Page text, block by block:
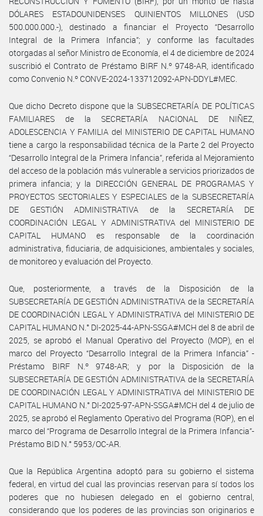
DÓLARES ESTADOUNIDENSES QUINIENTOS MILLONES (USD
500.000.000.-), destinado a financiar el Proyecto “Desarrollo
Integral de la Primera Infancia”; y conforme las facultades
otorgadas al señor Ministro de Economía, el 4 de diciembre de 2024
suscribió el Contrato de Préstamo BIRF N.º 9748-AR, identificado
como Convenio N.º CONVE-2024-133712092-APN-DDYL#MEC.
Que dicho Decreto dispone que la SUBSECRETARÍA DE POLÍTICAS
FAMILIARES de la SECRETARÍA NACIONAL DE NIÑEZ,
ADOLESCENCIA Y FAMILIA del MINISTERIO DE CAPITAL HUMANO
tiene a cargo la responsabilidad técnica de la Parte 2 del Proyecto
“Desarrollo Integral de la Primera Infancia”, referida al Mejoramiento
del acceso de la población más vulnerable a servicios priorizados de
primera infancia; y la DIRECCIÓN GENERAL DE PROGRAMAS Y
PROYECTOS SECTORIALES Y ESPECIALES de la SUBSECRETARÍA
DE GESTIÓN ADMINISTRATIVA de la SECRETARÍA DE
COORDINACIÓN LEGAL Y ADMINISTRATIVA del MINISTERIO DE
CAPITAL HUMANO es responsable de la coordinación
administrativa, fiduciaria, de adquisiciones, ambientales y sociales,
de monitoreo y evaluación del Proyecto.
Que, posteriormente, a través de la Disposición de la
SUBSECRETARÍA DE GESTIÓN ADMINISTRATIVA de la SECRETARÍA
DE COORDINACIÓN LEGAL Y ADMINISTRATIVA del MINISTERIO DE
CAPITAL HUMANO N.° DI-2025-44-APN-SSGA#MCH del 8 de abril de
2025, se aprobó el Manual Operativo del Proyecto (MOP), en el
marco del Proyecto “Desarrollo Integral de la Primera Infancia” -
Préstamo BIRF N.º 9748-AR; y por la Disposición de la
SUBSECRETARÍA DE GESTIÓN ADMINISTRATIVA de la SECRETARÍA
DE COORDINACIÓN LEGAL Y ADMINISTRATIVA del MINISTERIO DE
CAPITAL HUMANO N.° DI-2025-97-APN-SSGA#MCH del 4 de julio de
2025, se aprobó el Reglamento Operativo del Programa (ROP), en el
marco del “Programa de Desarrollo Integral de la Primera Infancia”-
Préstamo BID N.° 5953/OC-AR.
Que la República Argentina adoptó para su gobierno el sistema
federal, en virtud del cual las provincias reservan para sí todos los
poderes que no hubiesen delegado en el gobierno central,
considerando que los poderes de las provincias son originarios e